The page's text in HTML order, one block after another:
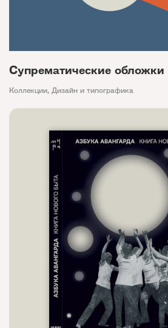
Супрематические обложки
Коллекции, Дизайн и типографика